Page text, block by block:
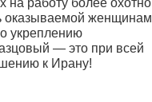
оказываемой женщинам
укреплению
— это при всей
к Ирану!